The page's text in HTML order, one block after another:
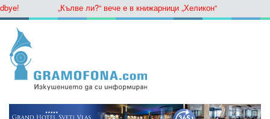
„Кълве ли?“ вече е в книжарници „Хеликон“